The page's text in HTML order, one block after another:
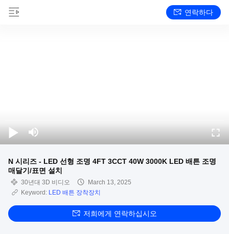
연락하다
N 시리즈 - LED 선형 조명 4FT 3CCT 40W 3000K LED 배튼 조명
매달기/표면 설치
30년대 3D 비디오
March 13, 2025
Keyword: LED 배튼 장착장치
저희에게 연락하십시오